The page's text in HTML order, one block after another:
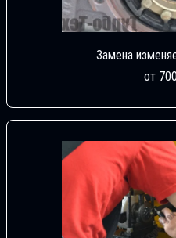
Замена
от